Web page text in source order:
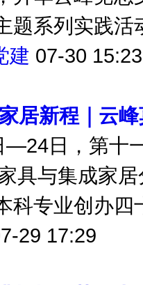
升华云峰党
题系列实践
建
居新程｜云
—24日，第十
具与集成家
科专业创办四